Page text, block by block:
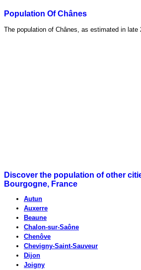
Population Of Chânes
The population of Chânes, as estimated in late
Discover the population of other
Bourgogne, France
Autun
Auxerre
Beaune
Chalon-sur-Saône
Chenôve
Chevigny-Saint-Sauveur
Dijon
Joigny